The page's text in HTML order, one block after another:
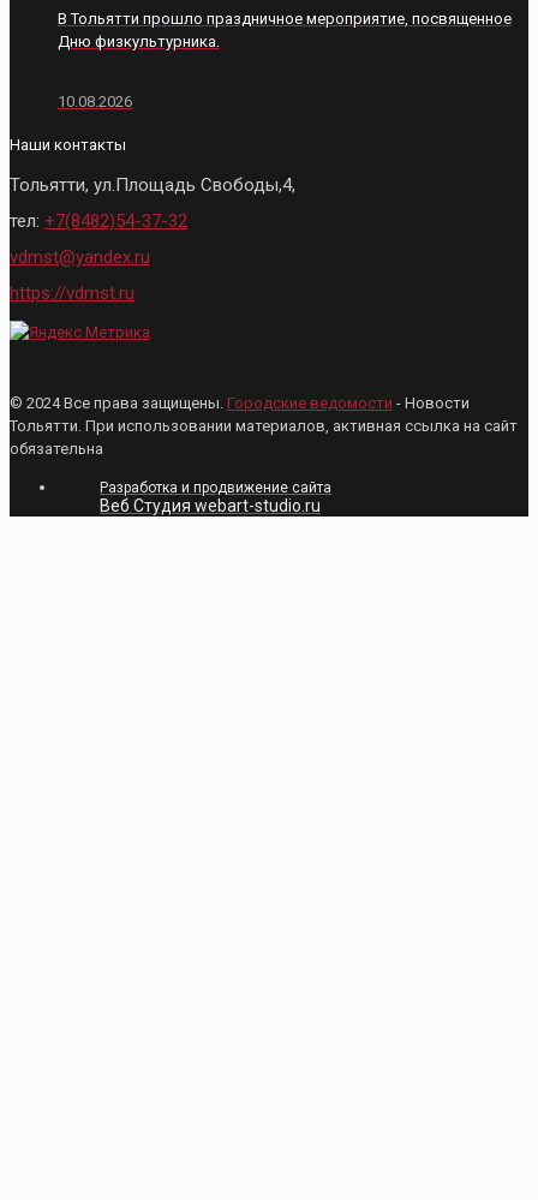
В Тольятти прошло праздничное мероприятие, посвященное
Дню физкультурника.
10.08.2026
Наши контакты
Тольятти, ул.Площадь Свободы,4,
тел: +7(8482)54-37-32
vdmst@yandex.ru
https://vdmst.ru
© 2024 Все права защищены. Городские ведомости - Новости
Тольятти. При использовании материалов, активная ссылка на сайт
обязательна
Разработка и продвижение сайта
Веб Студия webart-studio.ru